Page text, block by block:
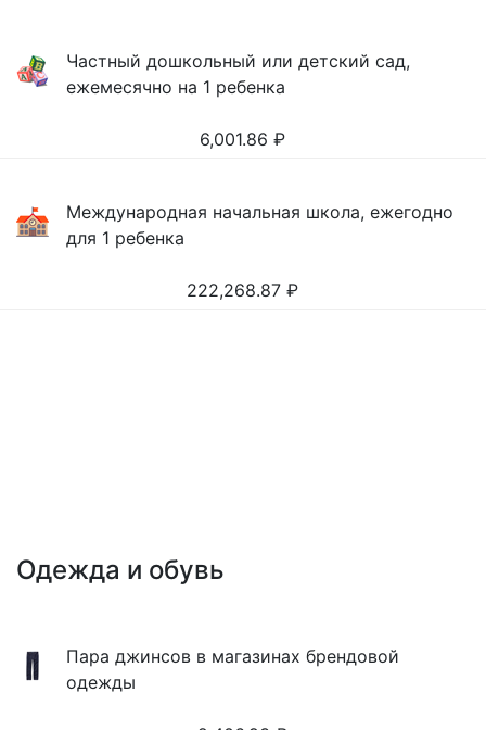
Частный дошкольный или детский сад,
ежемесячно на 1 ребенка
6,001.86 ₽
Международная начальная школа, ежегодно
для 1 ребенка
222,268.87 ₽
Одежда и обувь
Пара джинсов в магазинах брендовой
одежды